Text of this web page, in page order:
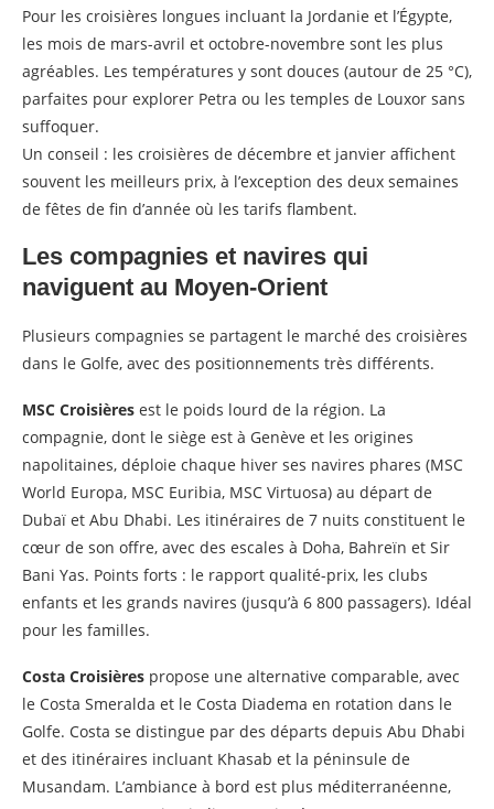
Pour les croisières longues incluant la Jordanie et l’Égypte,
les mois de mars-avril et octobre-novembre sont les plus
agréables. Les températures y sont douces (autour de 25 °C),
parfaites pour explorer Petra ou les temples de Louxor sans
suffoquer.
Un conseil : les croisières de décembre et janvier affichent
souvent les meilleurs prix, à l’exception des deux semaines
de fêtes de fin d’année où les tarifs flambent.
Les compagnies et navires qui
naviguent au Moyen-Orient
Plusieurs compagnies se partagent le marché des croisières
dans le Golfe, avec des positionnements très différents.
MSC Croisières est le poids lourd de la région. La
compagnie, dont le siège est à Genève et les origines
napolitaines, déploie chaque hiver ses navires phares (MSC
World Europa, MSC Euribia, MSC Virtuosa) au départ de
Dubaï et Abu Dhabi. Les itinéraires de 7 nuits constituent le
cœur de son offre, avec des escales à Doha, Bahreïn et Sir
Bani Yas. Points forts : le rapport qualité-prix, les clubs
enfants et les grands navires (jusqu’à 6 800 passagers). Idéal
pour les familles.
Costa Croisières propose une alternative comparable, avec
le Costa Smeralda et le Costa Diadema en rotation dans le
Golfe. Costa se distingue par des départs depuis Abu Dhabi
et des itinéraires incluant Khasab et la péninsule de
Musandam. L’ambiance à bord est plus méditerranéenne,